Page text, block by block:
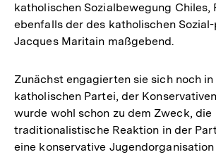
katholischen Sozialbewegung Chiles,
ebenfalls der des katholischen
Jacques Maritain maßgebend.
Zunächst engagierten sie sich noch
katholischen Partei, der
wurde wohl schon zu dem Zweck, die
traditionalistische Reaktion in der
eine konservative